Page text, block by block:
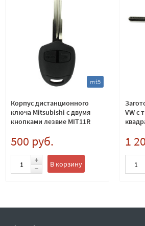
mt5
Корпус дистанционного
ключа Mitsubishi с двумя
кнопками лезвие MIT11R
500 руб.
В корзину
VW с
1